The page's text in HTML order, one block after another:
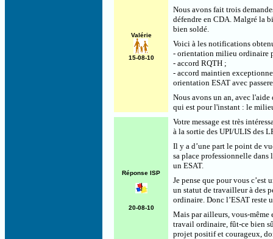
Valérie
15-08-10
Nous avons fait trois
défendre en CDA. Malgré la
bien soldé.
Voici à les notifications
- orientation milieu ordinaire
- accord RQTH ;
- accord maintien
orientation ESAT avec
Nous avons un an, avec
qui est pour l'instant : le
Réponse ISP
20-08-10
Votre message est très
à la sortie des UPI/ULIS des
Il y a d’une part le point de
sa place professionnelle
un ESAT.
Je pense que pour vous c’est
un statut de travailleur à des
ordinaire. Donc l’ESAT reste
Mais par ailleurs, vous-
travail ordinaire, fût-ce bien
projet positif et courageux,